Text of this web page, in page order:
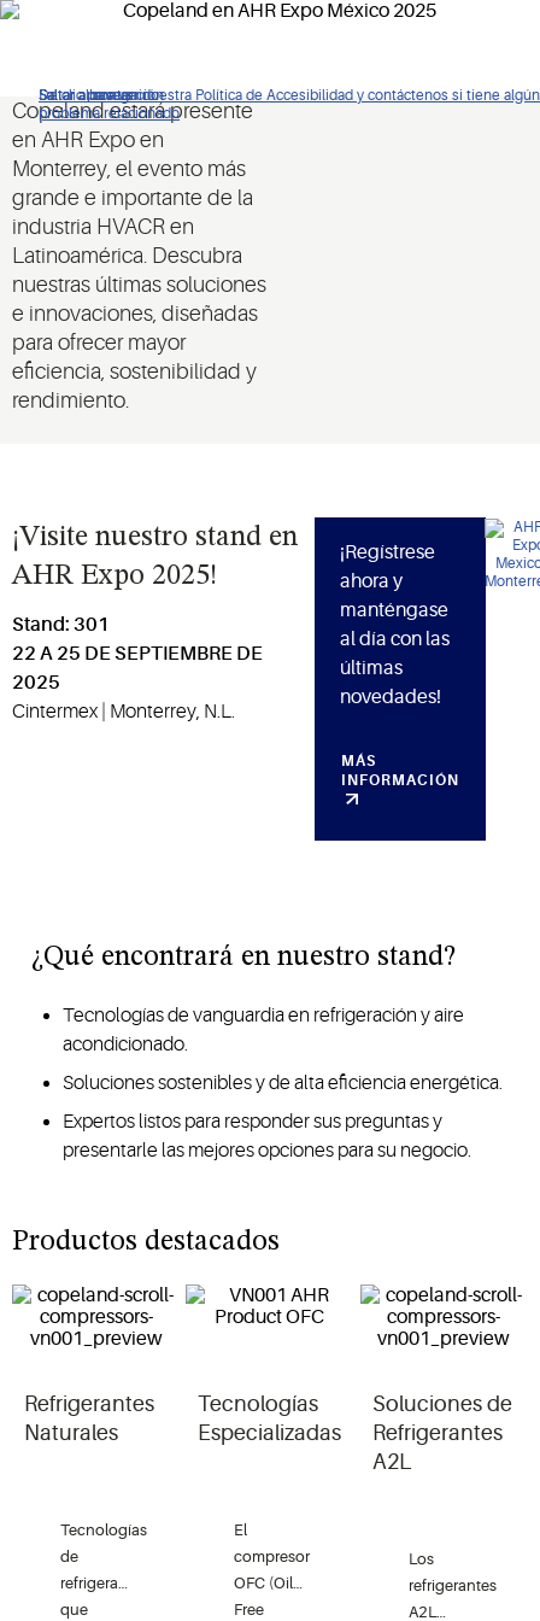
De clic para ver nuestra Política de Accesibilidad y contáctenos si tiene algún
problema relacionado
Saltar a navegación
Saltar al contenido
Saltar a buscar
Copeland estará presente
en AHR Expo en
Monterrey, el evento más
grande e importante de la
industria HVACR en
Latinoamérica. Descubra
nuestras últimas soluciones
e innovaciones, diseñadas
para ofrecer mayor
eficiencia, sostenibilidad y
rendimiento.
¡Visite nuestro stand en
AHR Expo 2025!
Stand: 301
22 A 25 DE SEPTIEMBRE DE
2025
Cintermex | Monterrey, N.L.
¡Regístrese
ahora y
manténgase
al día con las
últimas
novedades!
MÁS
INFORMACIÓN
¿Qué encontrará en nuestro stand?
Tecnologías de vanguardia en refrigeración y aire
acondicionado.
Soluciones sostenibles y de alta eficiencia energética.
Expertos listos para responder sus preguntas y
presentarle las mejores opciones para su negocio.
Productos destacados
Refrigerantes
Naturales
Tecnologías
de
refrigeración
que
Tecnologías
Especializadas
El
compresor
OFC (Oil-
Free
Soluciones de
Refrigerantes
A2L
Los
refrigerantes
A2L